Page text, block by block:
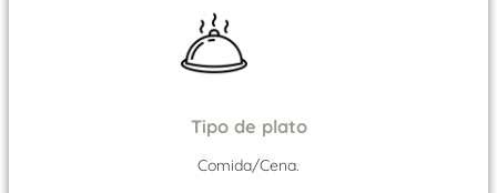
Tipo de plato
Comida/Cena.